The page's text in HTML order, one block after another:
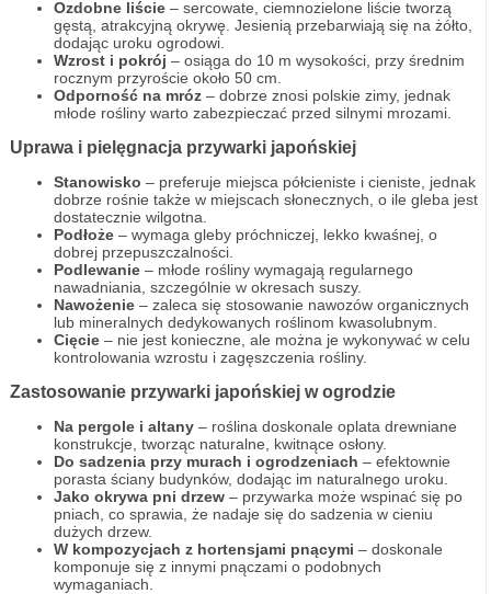
Ozdobne liście– sercowate, ciemnozielone liście tworzą
gęstą, atrakcyjną okrywę. Jesienią przebarwiają się na żółto,
dodając uroku ogrodowi.
Wzrost i pokrój – osiąga do 10 m wysokości, przy średnim
rocznym przyroście około 50 cm.
Odporność na mróz– dobrze znosi polskie zimy, jednak
młode rośliny warto zabezpieczać przed silnymi mrozami.
Uprawa i pielęgnacja przywarki japońskiej
Stanowisko – preferuje miejsca półcieniste i cieniste, jednak
dobrze rośnie także w miejscach słonecznych, o ile gleba jest
dostatecznie wilgotna.
Podłoże– wymaga gleby próchniczej, lekko kwaśnej, o
dobrej przepuszczalności.
Podlewanie– młode rośliny wymagają regularnego
nawadniania, szczególnie w okresach suszy.
Nawożenie– zaleca się stosowanie nawozów organicznych
lub mineralnych dedykowanych roślinom kwasolubnym.
Cięcie– nie jest konieczne, ale można je wykonywać w celu
kontrolowania wzrostu i zagęszczenia rośliny.
Zastosowanie przywarki japońskiej w ogrodzie
Na pergole i altany– roślina doskonale oplata drewniane
konstrukcje, tworząc naturalne, kwitnące osłony.
Do sadzenia przy murach i ogrodzeniach – efektownie
porasta ściany budynków, dodając im naturalnego uroku.
Jako okrywa pni drzew– przywarka może wspinać się po
pniach, co sprawia, że nadaje się do sadzenia w cieniu
dużych drzew.
W kompozycjach z hortensjami pnącymi – doskonale
komponuje się z innymi pnączami o podobnych
wymaganiach.